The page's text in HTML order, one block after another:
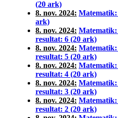
(20 ark)
8. nov. 2024:
ark)
8. nov. 2024:
resultat: 6 (20 ark)
8. nov. 2024:
resultat: 5 (20 ark)
8. nov. 2024:
resultat: 4 (20 ark)
8. nov. 2024:
resultat: 3 (20 ark)
8. nov. 2024:
resultat: 2 (20 ark)